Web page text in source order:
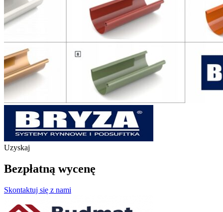
Uzyskaj
Bezpłatną wycenę
Skontaktuj się z nami